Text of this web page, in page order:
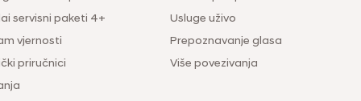
servisni paketi 4+
vjernosti
priručnici
Usluge uživo
Prepoznavanje glasa
Više povezivanja